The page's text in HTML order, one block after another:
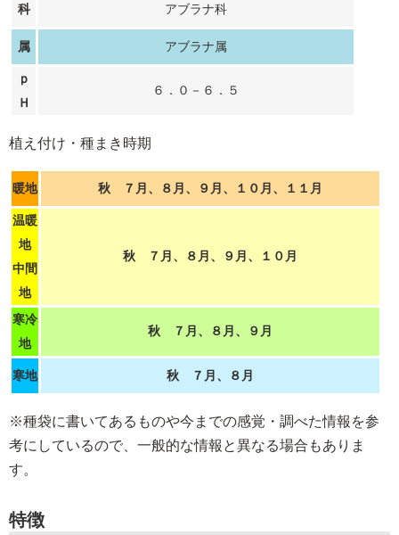
科 アブラナ科
属 アブラナ属
ｐ
Ｈ
６．０－６．５
植え付け・種まき時期
暖地 秋 ７月、８月、９月、１０月、１１月
温暖
地
中間
地
秋 ７月、８月、９月、１０月
寒冷
地
秋 ７月、８月、９月
寒地 秋 ７月、８月
※種袋に書いてあるものや今までの感覚・調べた情報を参
考にしているので、一般的な情報と異なる場合もありま
す。
特徴